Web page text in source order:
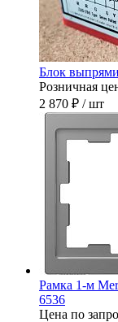
Блок
Розничная
2 870 ₽ / шт
Рамка 1-м
6536
Цена по